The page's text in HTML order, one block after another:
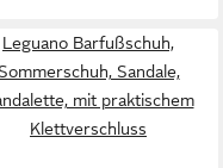
Leguano Barfußschuh,
Sommerschuh, Sandale,
mit praktischem
Klettverschluss